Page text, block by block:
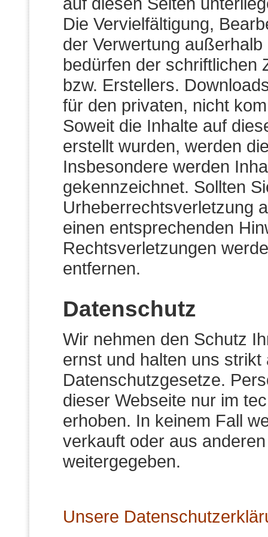
Die Vervielfältigung,
der Verwertung
bedürfen der schriftlichen
bzw. Erstellers.
für den privaten, nicht
Soweit die Inhalte auf
erstellt wurden, werden
Insbesondere werden
gekennzeichnet. Sollten
Urheberrechtsverletzung
einen entsprechenden
Rechtsverletzungen
entfernen.
Datenschutz
Wir nehmen den Schutz
ernst und halten uns strikt
Datenschutzgesetze.
dieser Webseite nur im
erhoben. In keinem Fall
verkauft oder aus
weitergegeben.
Unsere